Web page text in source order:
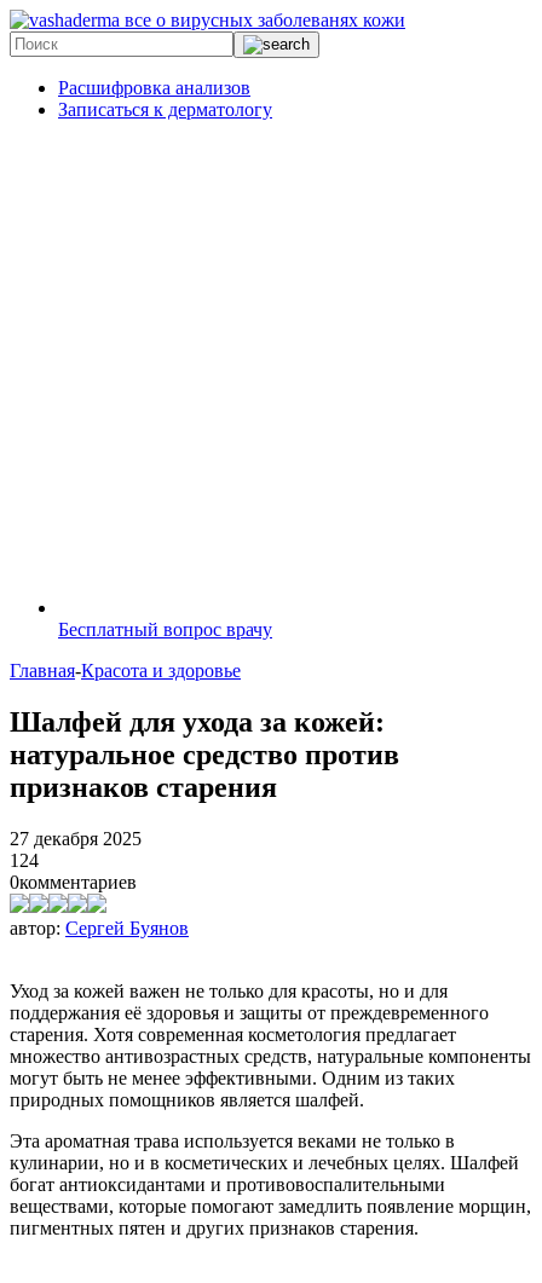
все о вирусных заболеванях кожи
Расшифровка анализов
Записаться к дерматологу
Бесплатный вопрос врачу
Главная-Красота и здоровье
Шалфей для ухода за кожей:
натуральное средство против
признаков старения
27 декабря 2025
124
0комментариев
автор: Сергей Буянов
Уход за кожей важен не только для красоты, но и для
поддержания её здоровья и защиты от преждевременного
старения. Хотя современная косметология предлагает
множество антивозрастных средств, натуральные компоненты
могут быть не менее эффективными. Одним из таких
природных помощников является шалфей.
Эта ароматная трава используется веками не только в
кулинарии, но и в косметических и лечебных целях. Шалфей
богат антиоксидантами и противовоспалительными
веществами, которые помогают замедлить появление морщин,
пигментных пятен и других признаков старения.